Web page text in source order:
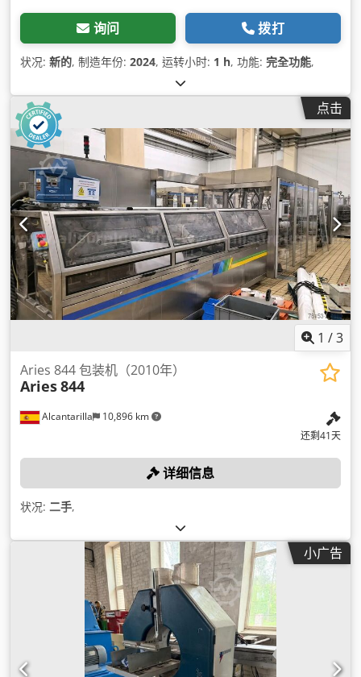
询问 拨打
状况: 新的, 制造年份: 2024, 运转小时: 1 h, 功能: 完全功能,
点击
1 /3
Alcantarilla 10,896 km
Aries 844 包装机（2010年）
Aries844
还剩41天
详细信息
状况: 二手,
小广告